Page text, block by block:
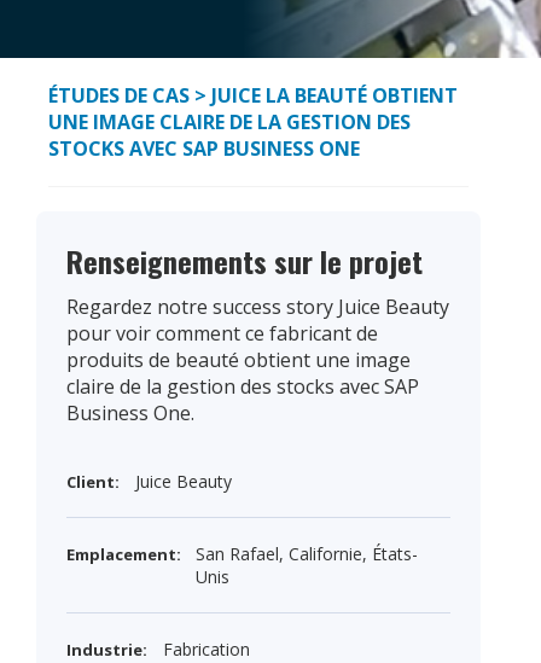
ÉTUDES DE CAS > JUICE LA BEAUTÉ OBTIENT
UNE IMAGE CLAIRE DE LA GESTION DES
STOCKS AVEC SAP BUSINESS ONE
Renseignements sur le projet
Regardez notre success story Juice Beauty
pour voir comment ce fabricant de
produits de beauté obtient une image
claire de la gestion des stocks avec SAP
Business One.
Client: Juice Beauty
Emplacement:
San Rafael, Californie, États-
Unis
Industrie: Fabrication